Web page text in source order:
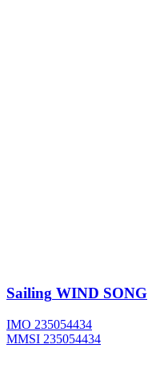
Sailing WIND SONG
IMO 235054434
MMSI 235054434